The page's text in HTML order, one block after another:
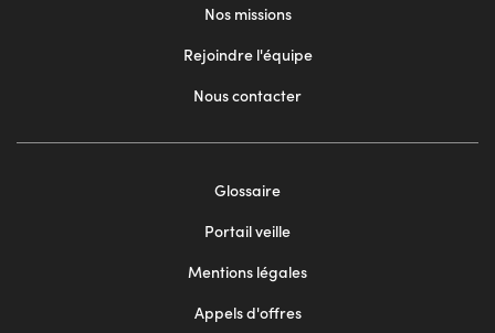
Nos missions
Rejoindre l'équipe
Nous contacter
Glossaire
Portail veille
Mentions légales
Appels d'offres